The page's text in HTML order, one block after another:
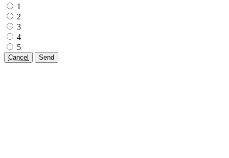
1
2
3
4
5
Cancel Send